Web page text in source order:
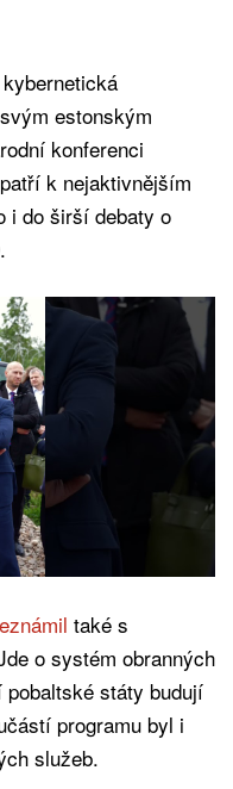
estonským
konferenci
k nejaktivnějším
i do širší debaty o
také s
o systém obranných
státy budují
programu byl i
služeb.